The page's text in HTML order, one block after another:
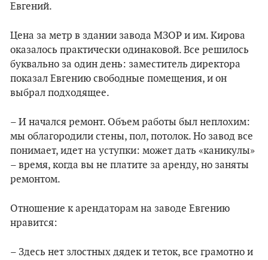
Евгений.
Цена за метр в здании завода МЗОР и им. Кирова
оказалось практически одинаковой. Все решилось
буквально за один день: заместитель директора
показал Евгению свободные помещения, и он
выбрал подходящее.
– И начался ремонт. Объем работы был неплохим:
мы облагородили стены, пол, потолок. Но завод все
понимает, идет на уступки: может дать «каникулы»
– время, когда вы не платите за аренду, но заняты
ремонтом.
Отношение к арендаторам на заводе Евгению
нравится:
– Здесь нет злостных дядек и теток, все грамотно и